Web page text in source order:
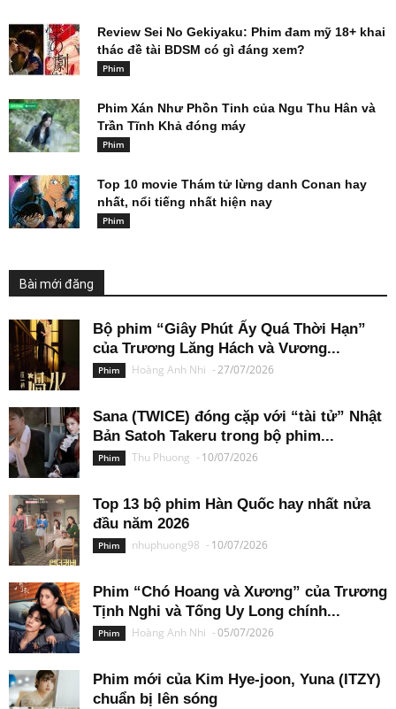
Review Sei No Gekiyaku: Phim đam mỹ 18+ khai
thác đề tài BDSM có gì đáng xem?
Phim
Phim Xán Như Phồn Tinh của Ngu Thu Hân và
Trần Tĩnh Khả đóng máy
Phim
Top 10 movie Thám tử lừng danh Conan hay
nhất, nổi tiếng nhất hiện nay
Phim
Bài mới đăng
Bộ phim “Giây Phút Ấy Quá Thời Hạn”
của Trương Lăng Hách và Vương...
Phim Hoàng Anh Nhi -27/07/2026
Sana (TWICE) đóng cặp với “tài tử” Nhật
Bản Satoh Takeru trong bộ phim...
Phim Thu Phuong - 10/07/2026
Top 13 bộ phim Hàn Quốc hay nhất nửa
đầu năm 2026
Phim nhuphuong98 - 10/07/2026
Phim “Chó Hoang và Xương” của Trương
Tịnh Nghi và Tống Uy Long chính...
Phim Hoàng Anh Nhi -05/07/2026
Phim mới của Kim Hye-joon, Yuna (ITZY)
chuẩn bị lên sóng